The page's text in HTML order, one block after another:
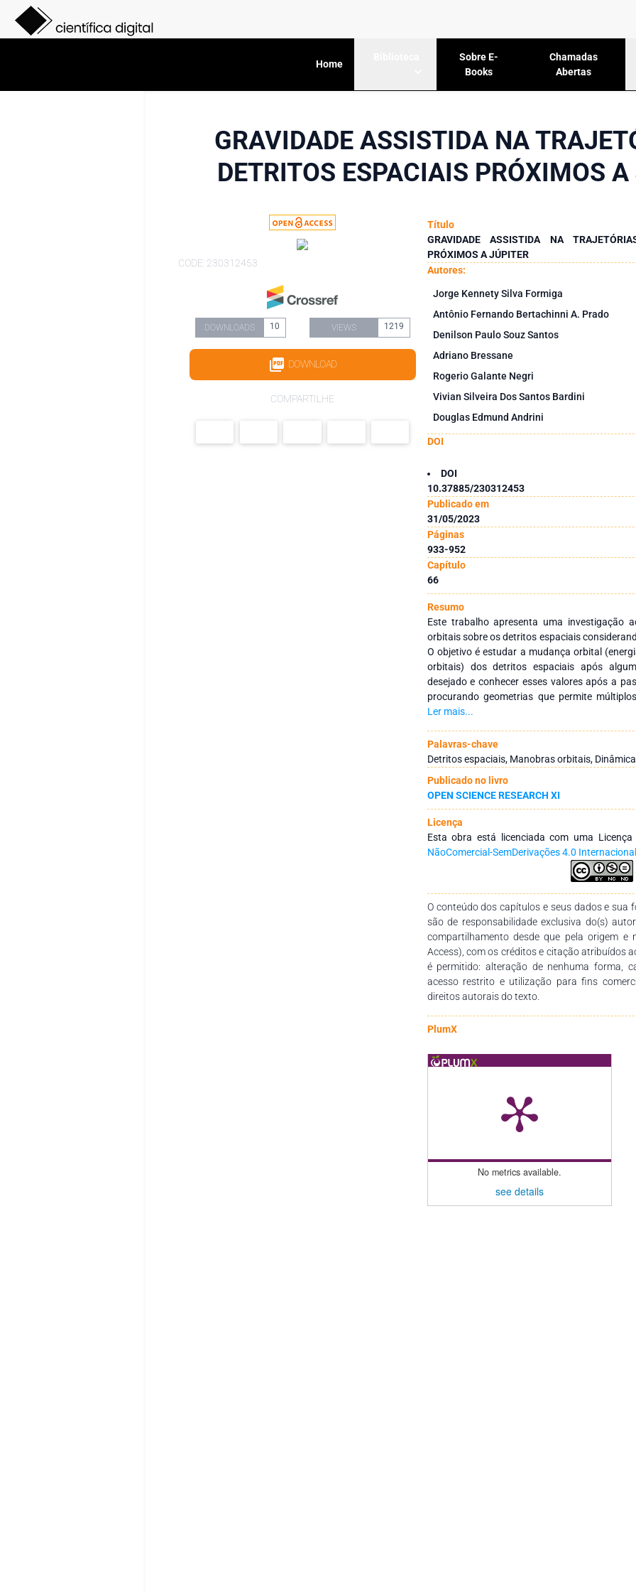
Home
Sobre E-
Books
Chamadas
Abertas
GRAVIDADE ASSISTIDA NA
DETRITOS ESPACIAIS PRÓXIMOS
CODE: 230312453
DOWNLOADS 10 VIEWS 1219
DOWNLOAD
COMPARTILHE
Título
GRAVIDADE ASSISTIDA NA
PRÓXIMOS A JÚPITER
Autores:
Jorge Kennety Silva Formiga
Antônio Fernando Bertachinni A. Prado
Denilson Paulo Souz Santos
Adriano Bressane
Rogerio Galante Negri
Vivian Silveira Dos Santos Bardini
Douglas Edmund Andrini
DOI
DOI
10.37885/230312453
Publicado em
31/05/2023
Páginas
933-952
Capítulo
66
Resumo
Este trabalho apresenta uma investigação
orbitais sobre os detritos espaciais
O objetivo é estudar a mudança orbital
orbitais) dos detritos espaciais após
desejado e conhecer esses valores após a
procurando geometrias que permite
correção. Métodos: Isto assume-se que o
massa e a detrito espacial que se move sob
primárias. Este método vem sendo
autores, onde a dinâmica sistema dado
movimento é assumido como planar. Uma
usado para gerar equações analíticas que
soluções são consideradas para o Swing-By
horário), para levar em conta a
cruzem a linha Sol-Jupiter. Conclusão:
periapsis da passagem próxima tem uma
podendo ser usado para obter maior
geometria do encontro, tem-se um
gerando órbitas hiperbólicas após a passagem.
Ler mais...
Palavras-chave
Detritos espaciais, Manobras orbitais,
Publicado no livro
OPEN SCIENCE RESEARCH XI
Licença
Esta obra está licenciada com uma
NãoComercial-SemDerivações 4.0 Internacional
O conteúdo dos capítulos e seus dados e sua
são de responsabilidade exclusiva do(s)
compartilhamento desde que pela origem e
Access), com os créditos e citação atribuídos
é permitido: alteração de nenhuma forma,
acesso restrito e utilização para fins
direitos autorais do texto.
PlumX
No metrics available.
see details